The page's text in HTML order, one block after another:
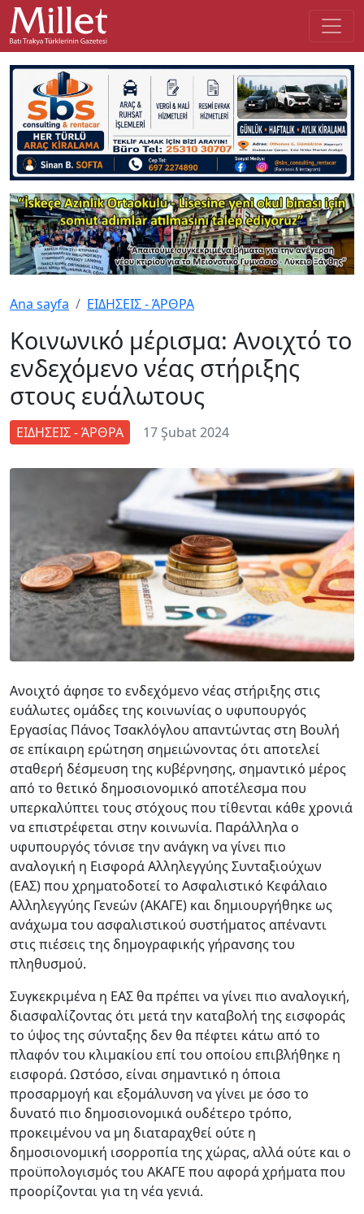
Ana sayfa ΕΙΔΗΣΕΙΣ - ΆΡΘΡΑ
Κοινωνικό μέρισμα: Ανοιχτό το
ενδεχόμενο νέας στήριξης
στους ευάλωτους
ΕΙΔΗΣΕΙΣ - ΆΡΘΡΑ 17 Şubat 2024
Ανοιχτό άφησε το ενδεχόμενο νέας στήριξης στις
ευάλωτες ομάδες της κοινωνίας ο υφυπουργός
Εργασίας Πάνος Τσακλόγλου απαντώντας στη Βουλή
σε επίκαιρη ερώτηση σημειώνοντας ότι αποτελεί
σταθερή δέσμευση της κυβέρνησης, σημαντικό μέρος
από το θετικό δημοσιονομικό αποτέλεσμα που
υπερκαλύπτει τους στόχους που τίθενται κάθε χρονιά
να επιστρέφεται στην κοινωνία. Παράλληλα ο
υφυπουργός τόνισε την ανάγκη να γίνει πιο
αναλογική η Εισφορά Αλληλεγγύης Συνταξιούχων
(ΕΑΣ) που χρηματοδοτεί το Ασφαλιστικό Κεφάλαιο
Αλληλεγγύης Γενεών (ΑΚΑΓΕ) και δημιουργήθηκε ως
ανάχωμα του ασφαλιστικού συστήματος απέναντι
στις πιέσεις της δημογραφικής γήρανσης του
πληθυσμού.
Συγκεκριμένα η ΕΑΣ θα πρέπει να γίνει πιο αναλογική,
διασφαλίζοντας ότι μετά την καταβολή της εισφοράς
το ύψος της σύνταξης δεν θα πέφτει κάτω από το
πλαφόν του κλιμακίου επί του οποίου επιβλήθηκε η
εισφορά. Ωστόσο, είναι σημαντικό η όποια
προσαρμογή και εξομάλυνση να γίνει με όσο το
δυνατό πιο δημοσιονομικά ουδέτερο τρόπο,
προκειμένου να μη διαταραχθεί ούτε η
δημοσιονομική ισορροπία της χώρας, αλλά ούτε και ο
προϋπολογισμός του ΑΚΑΓΕ που αφορά χρήματα που
προορίζονται για τη νέα γενιά.